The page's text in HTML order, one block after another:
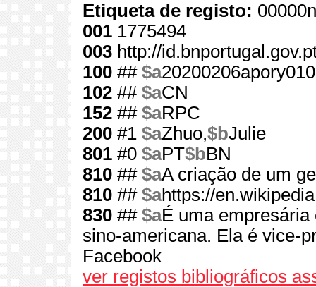
Etiqueta de registo:
001 1775494
003 http://
100 ## $a
102 ## $aCN
152 ## $aRPC
200 #1 $aZhuo,$bJulie
801 #0 $aPT$bBN
810 ## $aA criação de um
810 ## $ahttps://
830 ## $aÉ uma empresária
sino-americana. Ela é vice-
Facebook
ver registos bibliográficos